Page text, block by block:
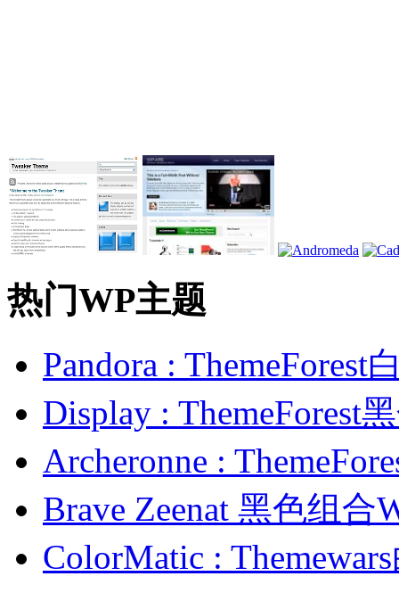
热门WP主题
Pandora : ThemeForest
Display : ThemeForest
Archeronne :
Brave Zeenat 黑色组合
ColorMatic :